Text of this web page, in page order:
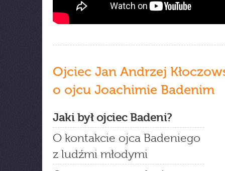
Ojciec Jan Andrzej
o ojcu Joachimie Badenim
Jaki był ojciec Badeni?
O kontakcie ojca Badeniego
z ludźmi młodymi